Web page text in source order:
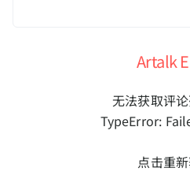
Artalk
无法获取评
TypeError:
点击重